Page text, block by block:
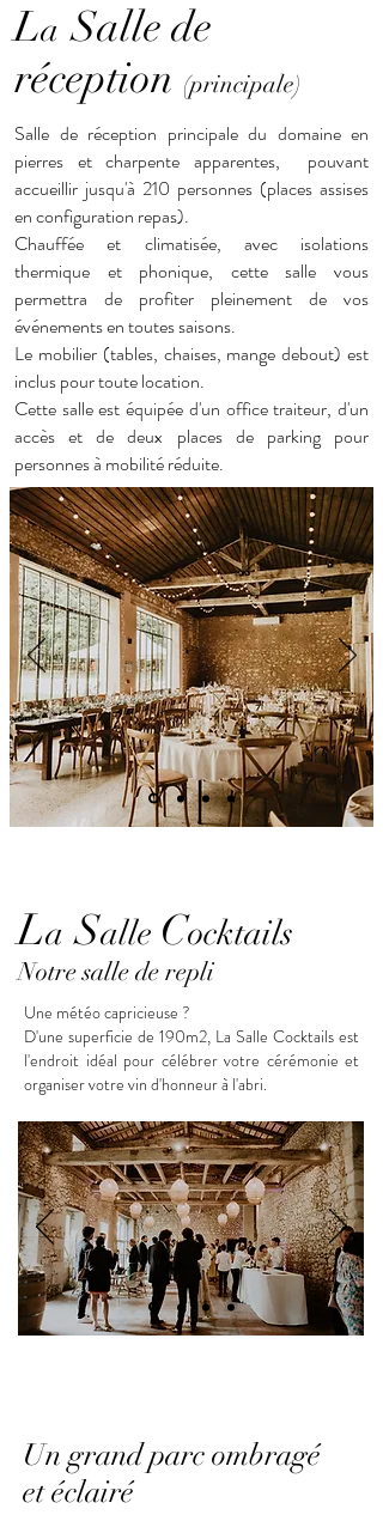
La Salle de
réception (principale)
Salle de réception principale du domaine en
pierres et charpente apparentes, pouvant
accueillir jusqu'à 210 personnes (places assises
en configuration repas).
Chauffée et climatisée, avec isolations
thermique et phonique, cette salle vous
permettra de profiter pleinement de vos
événements en toutes saisons.
Le mobilier (tables, chaises, mange debout) est
inclus pour toute location.
Cette salle est équipée d'un office traiteur, d'un
accès et de deux places de parking pour
personnes à mobilité réduite.
La Salle Cocktails
Notre salle de repli
Une météo capricieuse ?
D'une superficie de 190m2, La Salle Cocktails est
l'endroit idéal pour célébrer votre cérémonie et
organiser votre vin d'honneur à l'abri.
Un grand parc ombragé
etéclairé